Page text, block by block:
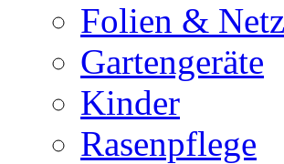
Folien &
Gartengeräte
Kinder
Rasenpflege